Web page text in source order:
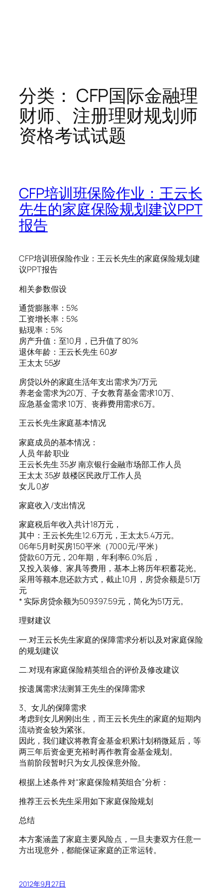
分类： CFP国际金融理
财师、注册理财规划师
资格考试试题
CFP培训班保险作业：王云长
先生的家庭保险规划建议PPT
报告
CFP培训班保险作业：王云长先生的家庭保险规划建
议PPT报告
相关参数假设
通货膨胀率：5%
工资增长率：5%
贴现率：5%
房产升值：至10月，已升值了80%
退休年龄：王云长先生 60岁
王太太 55岁
房贷以外的家庭生活年支出需求为7万元
养老金需求为20万、子女教育基金需求10万、
应急基金需求 10万、丧葬费用需求6万。
王云长先生家庭基本情况
家庭成员的基本情况：
人员 年龄 职业
王云长先生 35岁 南京银行金融市场部工作人员
王太太 35岁 鼓楼区民政厅工作人员
女儿 0岁
家庭收入/支出情况
家庭税后年收入共计18万元，
其中：王云长先生12.6万元，王太太5.4万元。
06年5月时买房150平米（7000元/平米）
贷款60万元，20年期，年利率6.0%后，
又投入装修、家具等费用，基本上将历年积蓄花光。
采用等额本息还款方式，截止10月，房贷余额是51万
元
* 实际房贷余额为509397.59元，简化为51万元。
理财建议
一.对王云长先生家庭的保障需求分析以及对家庭保险
的规划建议
二.对现有家庭保险精英组合的评价及修改建议
按遗属需求法测算王先生的保障需求
3、女儿的保障需求
考虑到女儿刚刚出生，而王云长先生的家庭的短期内
流动资金较为紧张。
因此，我们建议将教育金基金积累计划稍微延后，等
两三年后资金更充裕时再作教育金基金规划。
当前阶段暂时只为女儿投保意外险。
根据上述条件 对“家庭保险精英组合”分析：
推荐王云长先生采用如下家庭保险规划
总结
本方案涵盖了家庭主要风险点，一旦夫妻双方任意一
方出现意外，都能保证家庭的正常运转。
2012年9月27日